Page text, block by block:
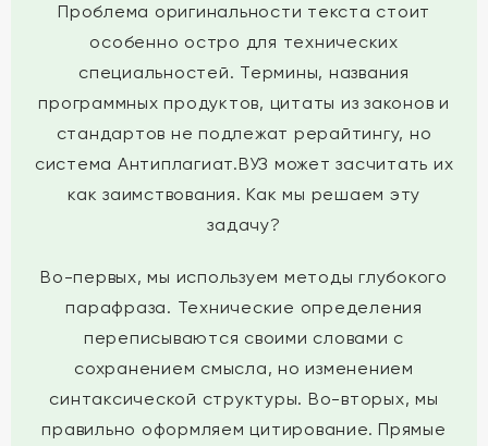
Проблема оригинальности текста стоит
особенно остро для технических
специальностей. Термины, названия
программных продуктов, цитаты из законов и
стандартов не подлежат рерайтингу, но
система Антиплагиат.ВУЗ может засчитать их
как заимствования. Как мы решаем эту
задачу?
Во-первых, мы используем методы глубокого
парафраза. Технические определения
переписываются своими словами с
сохранением смысла, но изменением
синтаксической структуры. Во-вторых, мы
правильно оформляем цитирование. Прямые